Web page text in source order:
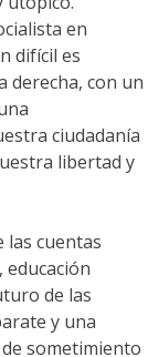
en
difícil es
derecha, con un
ciudadanía
libertad y
las cuentas
educación
de las
y una
sometimiento